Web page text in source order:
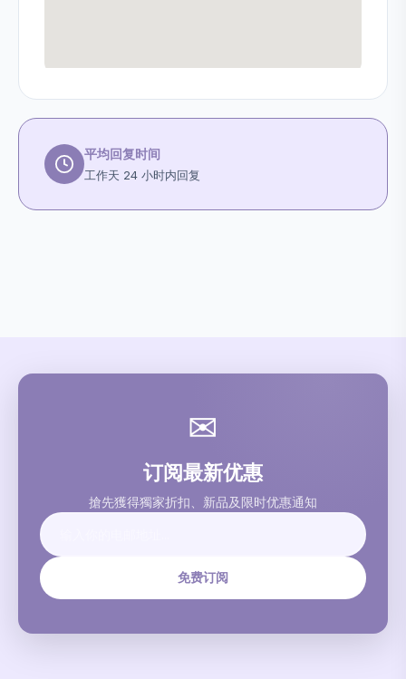
平均回复时间
工作天 24 小时内回复
✉
订阅最新优惠
搶先獲得獨家折扣、新品及限时优惠通知
免费订阅